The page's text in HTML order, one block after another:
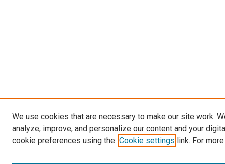
We use cookies that are necessary to make our site work.
analyze, improve, and personalize our content and your
cookie preferences using the Cookie settings link. For